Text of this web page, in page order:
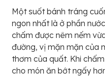
Một suốt bánh tráng
ngon nhất là ở phần
chấm được nêm nếm
đường, vị mặn mặn của
thơm của quất. Khi
cho món ăn bớt ngấy